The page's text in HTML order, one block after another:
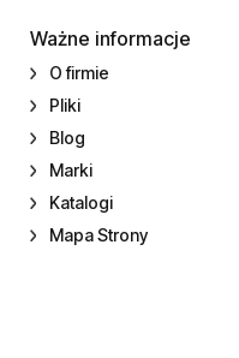
Ważne informacje
O firmie
Pliki
Blog
Marki
Katalogi
Mapa Strony